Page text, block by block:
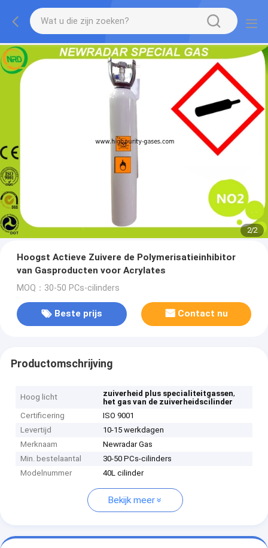
2/2
Hoogst Actieve Zuivere de Polymerisatieinhibitor
van Gasproducten voor Acrylates
MOQ：30-50 PCs-cilinders
Beste prijs Contact nu
Productomschrijving
Hoog licht zuiverheid plus specialiteitgassen,
het gas van de zuiverheidscilinder
Certificering
ISO 9001
Levertijd
10-15 werkdagen
Merknaam
Newradar Gas
Min. bestelaantal
30-50 PCs-cilinders
Modelnummer
40L cilinder
Bekijk meer